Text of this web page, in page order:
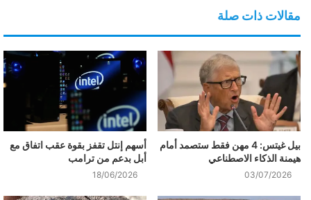
مقالات ذات صلة
بيل غيتس: 4 مهن فقط ستصمد أمام
هيمنة الذكاء الاصطناعي
03/07/2026
أسهم إنتل تقفز بقوة عقب اتفاق مع
أبل بدعم من ترامب
18/06/2026